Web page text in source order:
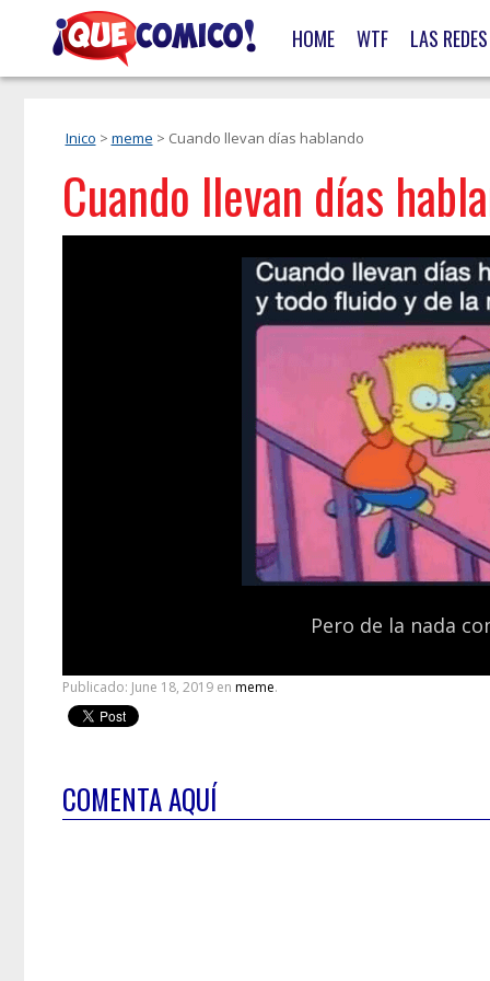
HOME WTF LAS REDES
Inico > meme > Cuando llevan días hablando
Cuando llevan días
Pero de la nada
Publicado: June 18, 2019 en meme.
COMENTA AQUÍ